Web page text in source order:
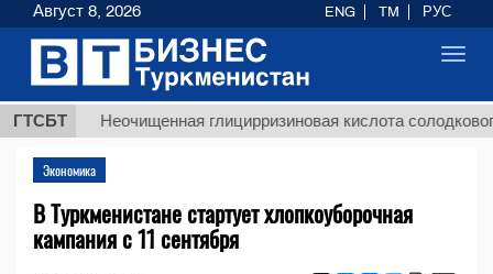
ГТСБТНеочищенная глицирризиновая кислота солодкового
Экономика
В Туркменистане стартует хлопкоуборочная
кампания с 11 сентября
Август 8, 2026 ENG TM РУС